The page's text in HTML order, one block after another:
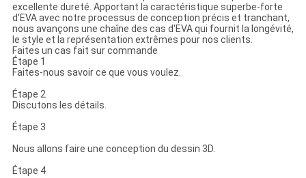
excellente dureté. Apportant la caractéristique superbe-forte
d'EVA avec notre processus de conception précis et tranchant,
nous avançons une chaîne des cas d'EVA qui fournit la longévité,
le style et la représentation extrêmes pour nos clients.
Faites un cas fait sur commande
Étape 1
Faites-nous savoir ce que vous voulez.
Étape 2
Discutons les détails.
Étape 3
Nous allons faire une conception du dessin 3D.
Étape 4